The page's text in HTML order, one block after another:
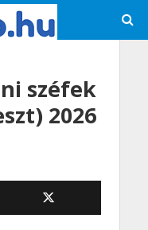
széfek
2026